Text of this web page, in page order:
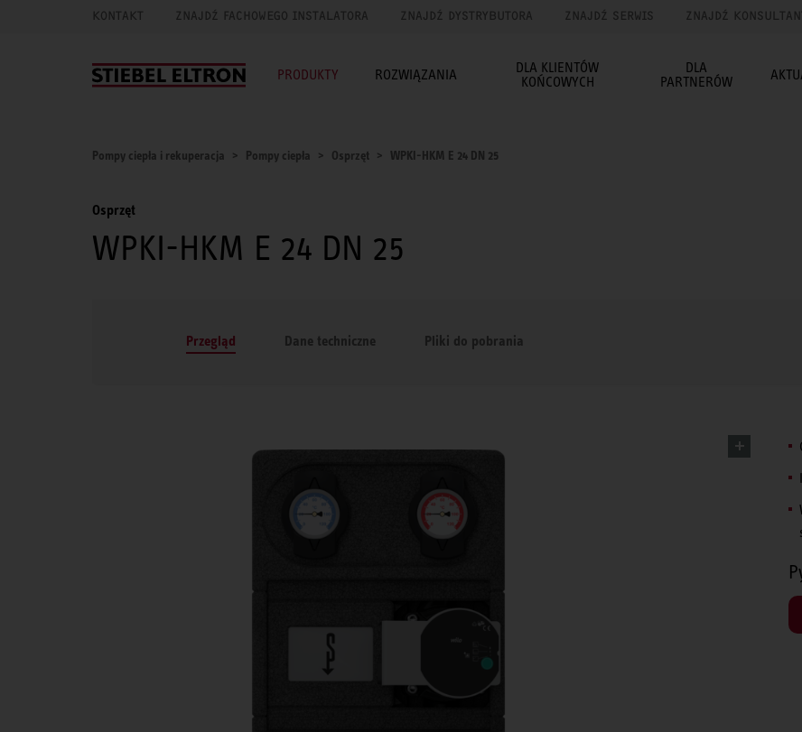
KONTAKT ZNAJDŹ FACHOWEGO INSTALATORA ZNAJDŹ DYSTRYBUTORA ZNAJDŹ SERWIS ZNAJDŹ
PRODUKTY ROZWIĄZANIA
DLA KLIENTÓW
KOŃCOWYCH
DLA
PARTNERÓW
Pompy ciepła i rekuperacja Pompy ciepła Osprzęt WPKI-HKM E 24 DN 25
Osprzęt
WPKI-HKM E 24 DN 25
Przegląd Dane techniczne Pliki do pobrania